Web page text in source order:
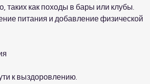
таких как походы в бары или клубы.
питания и добавление физической
к выздоровлению.